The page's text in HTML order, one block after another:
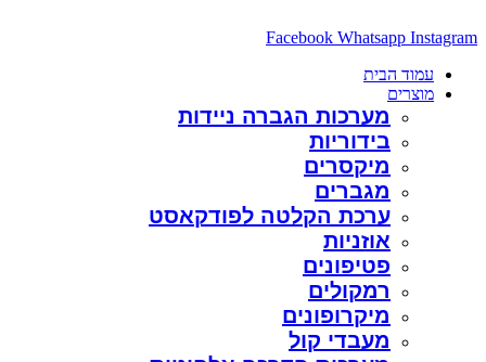
לתוכן
Facebook Whatsapp Instagram
עמוד הבית
מוצרים
מערכות הגברה ניידות
בידוריות
מיקסרים
מגברים
ערכת הקלטה לפודקאסט
אוזניות
פטיפונים
רמקולים
מיקרופונים
מעבדי קול